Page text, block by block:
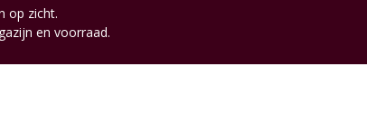
op zicht.
en voorraad.